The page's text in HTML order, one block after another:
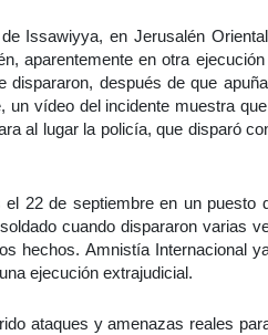
Issawiyya, en Jerusalén
aparentemente en otra
después de que
vídeo del incidente muestra
al lugar la policía, que disparó
22 de septiembre en un puesto
cuando dispararon varias
hechos. Amnistía Internacional
ejecución extrajudicial.
ataques y amenazas reales